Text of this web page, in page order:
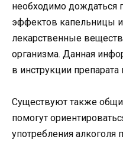
необходимо дождаться
эффектов капельницы
лекарственные
организма. Данная
в инструкции
Существуют также
помогут
употребления алкоголя